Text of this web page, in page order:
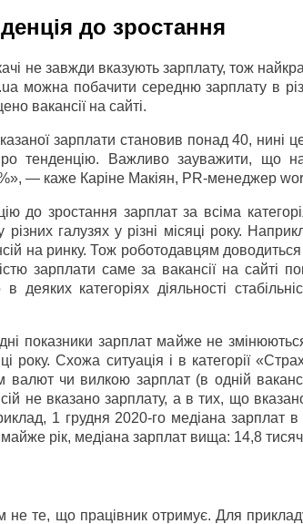
до зростання
не завжди вказують зарплату, тож
можна побачити середню зарплату в
вакансії на сайті.
зарплати становив понад 40, нині
Важливо зауважити, що
— каже Каріне Макіян, PR-менеджер
до зростання зарплат за всіма
галузях у різні місяці року.
на ринку. Тож роботодавцям
зарплати саме за вакансії на сайті
категоріях діяльності
показники зарплат майже не
року. Схожа ситуація і в категорії
валют чи вилкою зарплат (в одній
не вказано зарплату, а в тих, що
1 грудня 2020-го медіана зарплат в
рік, медіана зарплат вища: 14,8
те, що працівник отримує. Для